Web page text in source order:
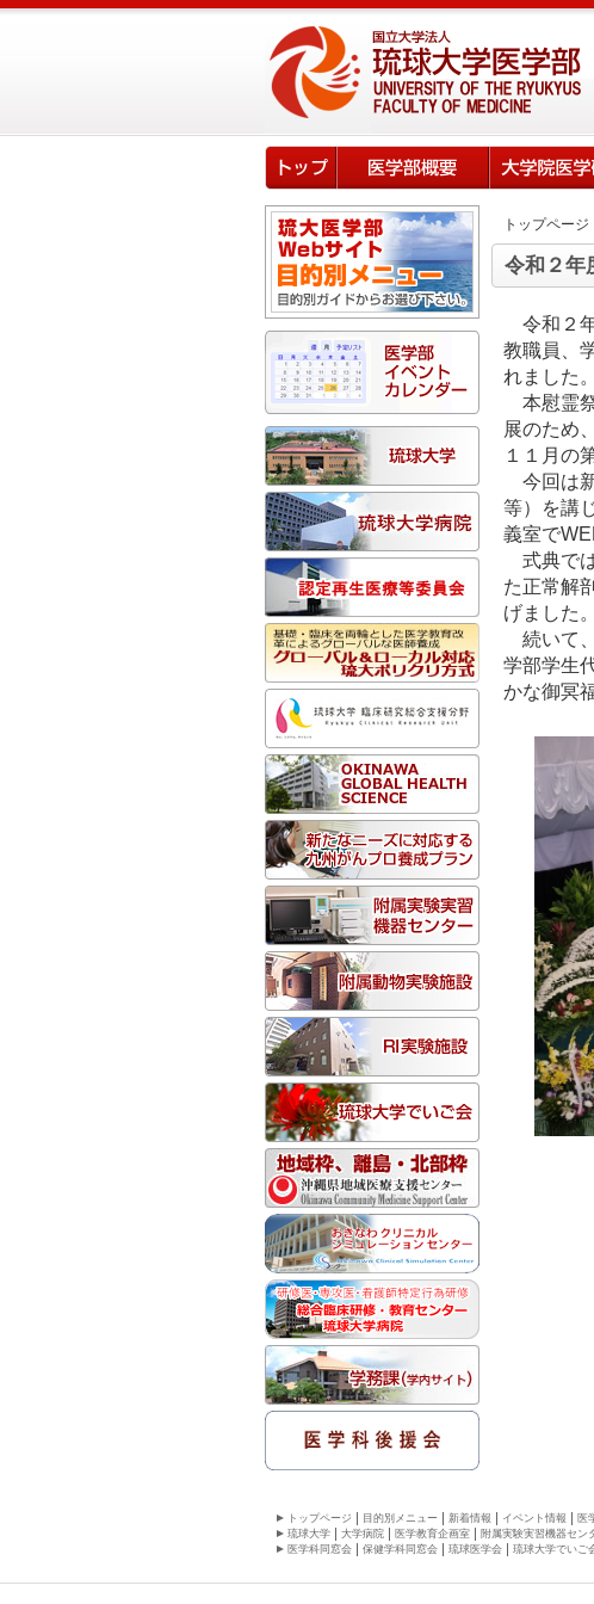
トップページ
令和２年
令和２
教職員、
れました。
本慰霊
展のため
１１月の
今回は
等）を講
義室で
式典で
た正常解
げました。
続いて
学部学生
かな御冥
トップページ 目的別メニュー 新着情報 イベント情報 医
琉球大学
大学病院 医学教育企画室 附属実験実習機器セン
医学科同窓会
保健学科同窓会 琉球医学会 琉球大学でいご